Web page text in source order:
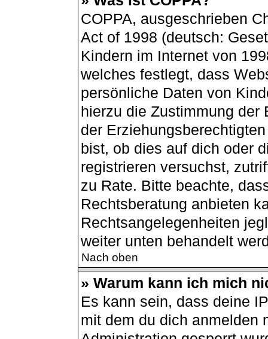
COPPA, ausgeschrieben
Act of 1998 (deutsch:
Kindern im Internet von
welches festlegt, dass
persönliche Daten von
hierzu die Zustimmung der
der
bist, ob dies auf dich oder
registrieren versuchst,
zu Rate. Bitte beachte,
Rechtsberatung anbieten
Rechtsangelegenheiten
weiter unten behandelt
Nach oben
» Warum kann ich mich
Es kann sein, dass deine
mit dem du dich anmelden